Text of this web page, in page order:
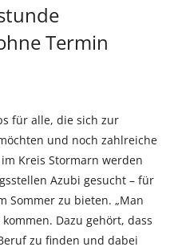
Termin
für alle, die sich zur
und noch zahlreiche
Kreis Stormarn werden
Azubi gesucht – für
Sommer zu bieten. „Man
Dazu gehört, dass
zu finden und dabei